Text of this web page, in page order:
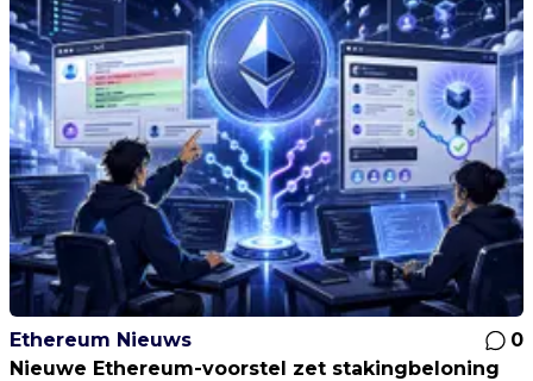
Ethereum Nieuws
0
Nieuwe Ethereum-voorstel zet stakingbeloning